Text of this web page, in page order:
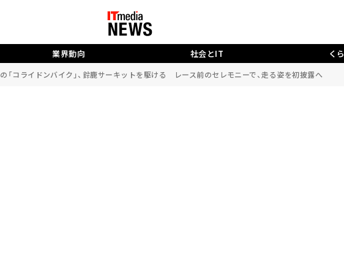
業界動向 社会とIT く
「コライドンバイク」、鈴鹿サーキットを駆ける レース前のセレモニーで、走る姿を初披露へ